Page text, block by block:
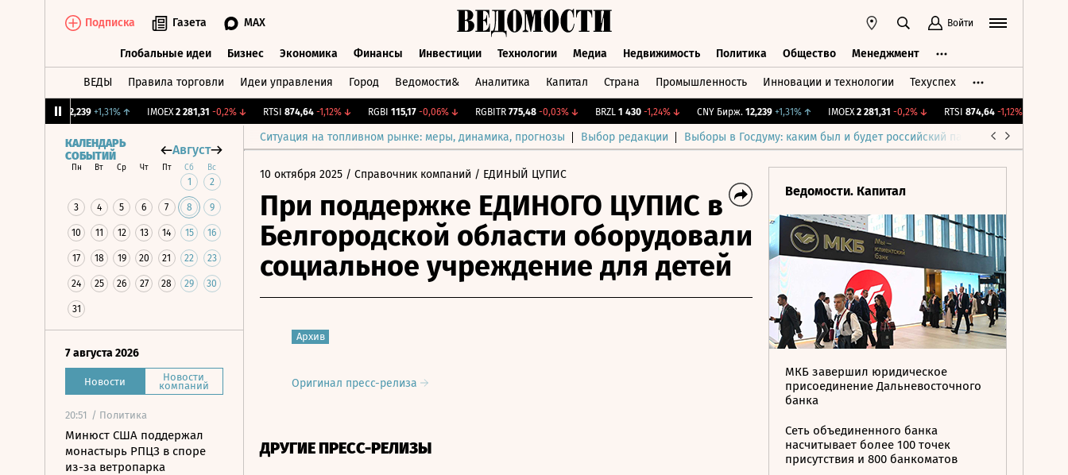
Подписка Газета MAX Войти
Глобальные идеи Бизнес Экономика Финансы Инвестиции Технологии Медиа Недвижимость Политика Общество Менеджмент
ВЕДЫ Правила торговли Идеи управления Город Ведомости& Аналитика Капитал Страна Промышленность Инновации и технологии Техуспех
12,239 +1,31%↑ IMOEX 2 281,31 -0,2%↓ RTSI 874,64 -1,12%↓ RGBI 115,17 -0,06%↓ RGBITR 775,48 -0,03%↓ BRZL 1 430 -1,24%↓ CNY Бирж. 12,239 +1,31%↑ IMOEX 2 281,31 -0,2%↓ RTSI 874,64 -1,12%↓
Ситуация на топливном рынке: меры, динамика, прогнозы Выбор редакции Выборы в Госдуму: каким был и будет российский парламент
КАЛЕНДАРЬ
СОБЫТИЙ
Август
Пн Вт Ср Чт Пт Сб Вс
1 2
3 4 5 6 7 8 9
10 11 12 13 14 15 16
17 18 19 20 21 22 23
24 25 26 27 28 29 30
31
7 августа 2026
Новости Новости
компаний
20:51 / Политика
Минюст США поддержал
монастырь РПЦЗ в споре
из-за ветропарка
10 октября 2025 / Справочник компаний / ЕДИНЫЙ ЦУПИС
При поддержке ЕДИНОГО ЦУПИС в
Белгородской области оборудовали
социальное учреждение для детей
Архив
Оригинал пресс-релиза
ДРУГИЕ ПРЕСС-РЕЛИЗЫ
Ведомости. Капитал
МКБ завершил юридическое
присоединение Дальневосточного
банка
Сеть объединенного банка
насчитывает более 100 точек
присутствия и 800 банкоматов